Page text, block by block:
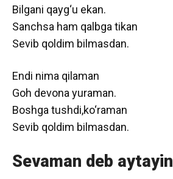
Bilgani qayg‘u ekan.
Sanchsa ham qalbga tikan
Sevib qoldim bilmasdan.
Endi nima qilaman
Goh devona yuraman.
Boshga tushdi,ko‘raman
Sevib qoldim bilmasdan.
Sevaman deb aytayin